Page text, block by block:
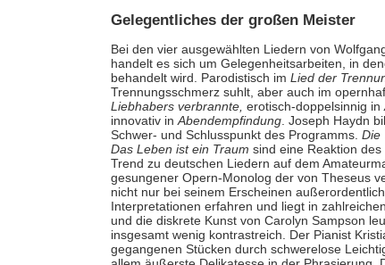
Gelegentliches der großen Meister
Bei den vier ausgewählten Liedern von
handelt es sich um Gelegenheitsarbeiten, in
behandelt wird. Parodistisch im Lied der
Trennungsschmerz suhlt, aber auch im
Liebhabers verbrannte, erotisch-doppelsinnig in
innovativ inAbendempfindung. Joseph Haydn
Schwer- und Schlusspunkt des Programms. Die
Das Leben ist ein Traum sind eine Reaktion
Trend zu deutschen Liedern auf dem
gesungener Opern-Monolog der von Theseus
nicht nur bei seinem Erscheinen
Interpretationen erfahren und liegt in
und die diskrete Kunst von Carolyn Sampson
insgesamt wenig kontrastreich. Der Pianist
gegangenen Stücken durch schwerelose